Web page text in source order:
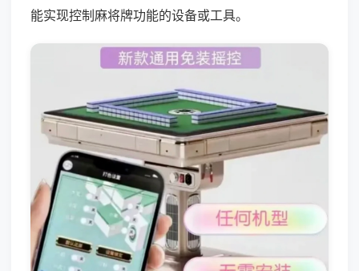
能实现控制麻将牌功能的设备或工具。